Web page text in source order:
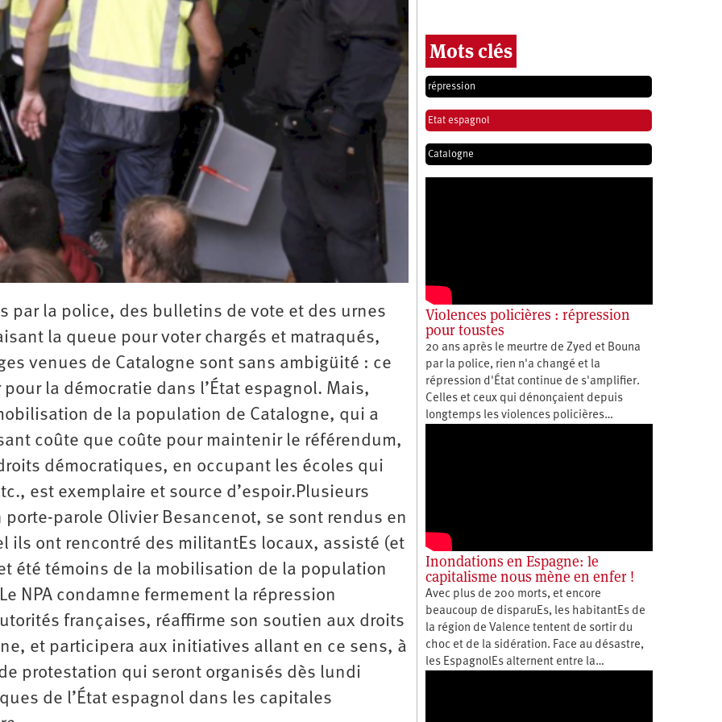
2e
Congrès
fondation
par la police, des bulletins de vote et des urnes
la queue pour voter chargés et matraqués,
venues de Catalogne sont sans ambigüité : ce
la démocratie dans l’État espagnol. Mais,
de la population de Catalogne, qui a
coûte que coûte pour maintenir le référendum,
démocratiques, en occupant les écoles qui
est exemplaire et source d’espoir.Plusieurs
parole Olivier Besancenot, se sont rendus en
ils ont rencontré des militantEs locaux, assisté (et
été témoins de la mobilisation de la population
NPA condamne fermement la répression
françaises, réaffirme son soutien aux droits
et participera aux initiatives allant en ce sens, à
protestation qui seront organisés dès lundi
de l’État espagnol dans les capitales
Mots clés
répression
Etat espagnol
Catalogne
Violences policières : répression
pour toustes
20 ans après le meurtre de Zyed et Bouna
par la police, rien n'a changé et la
répression d'État continue de s'amplifier.
Celles et ceux qui dénonçaient depuis
longtemps les violences policières…
Inondations en Espagne: le
capitalisme nous mène en enfer !
Avec plus de 200 morts, et encore
beaucoup de disparuEs, les habitantEs de
la région de Valence tentent de sortir du
choc et de la sidération. Face au désastre,
les EspagnolEs alternent entre la…